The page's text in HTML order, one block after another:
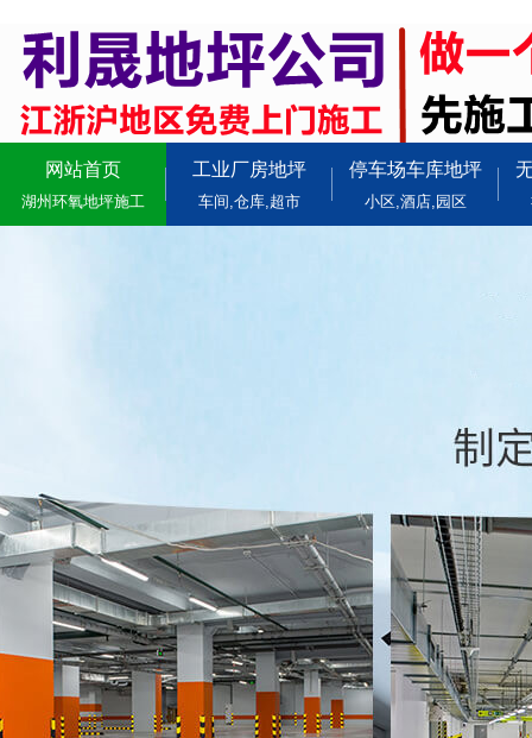
网站首页
湖州环氧地坪施工
工业厂房地坪
车间,仓库,超市
停车场车库地坪
小区,酒店,园区